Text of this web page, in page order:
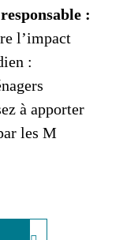
:
l’impact
:
à apporter
les M